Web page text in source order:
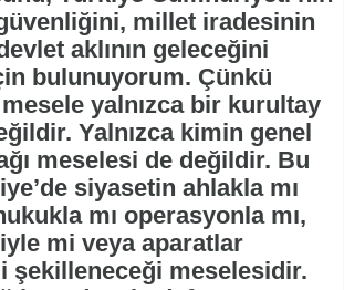
millet iradesinin
aklının geleceğini
bulunuyorum. Çünkü
mesele yalnızca bir kurultay
Yalnızca kimin genel
meselesi de değildir. Bu
siyasetin ahlakla mı
mı operasyonla mı,
mi veya aparatlar
şekilleneceği meselesidir.